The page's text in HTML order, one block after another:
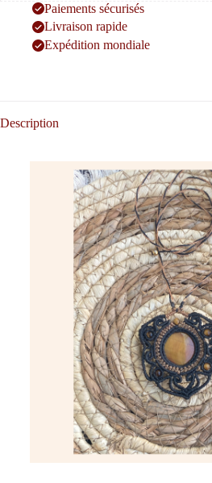
Paiements sécurisés
Livraison rapide
Expédition mondiale
Description